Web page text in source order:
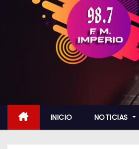
i
INICIO NOTICIAS